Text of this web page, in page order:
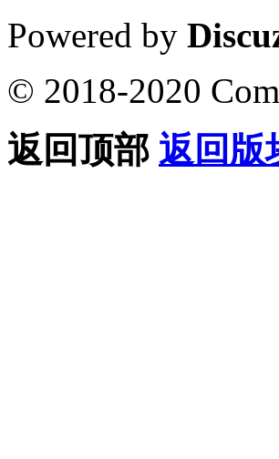
Powered by
© 2018-2020
返回顶部 返回版